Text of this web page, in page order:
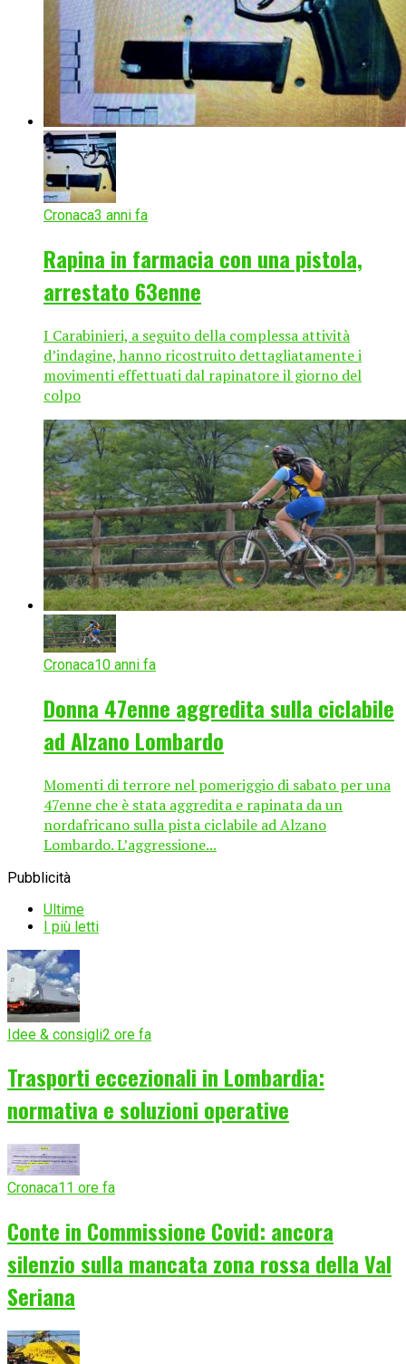
Cronaca3 anni fa
Rapina in farmacia con una pistola,
arrestato 63enne
I Carabinieri, a seguito della complessa attività
d’indagine, hanno ricostruito dettagliatamente i
movimenti effettuati dal rapinatore il giorno del
colpo
Cronaca10 anni fa
Donna 47enne aggredita sulla ciclabile
ad Alzano Lombardo
Momenti di terrore nel pomeriggio di sabato per una
47enne che è stata aggredita e rapinata da un
nordafricano sulla pista ciclabile ad Alzano
Lombardo. L’aggressione...
Pubblicità
Ultime
I più letti
Idee & consigli2 ore fa
Trasporti eccezionali in Lombardia:
normativa e soluzioni operative
Cronaca11 ore fa
Conte in Commissione Covid: ancora
silenzio sulla mancata zona rossa della Val
Seriana